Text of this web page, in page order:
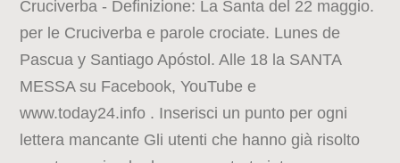
Cruciverba - Definizione: La Santa del 22 maggio.
per le Cruciverba e parole crociate. Lunes de
Pascua y Santiago Apóstol. Alle 18 la SANTA
MESSA su Facebook, YouTube e
www.today24.info . Inserisci un punto per ogni
lettera mancante Gli utenti che hanno già risolto